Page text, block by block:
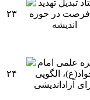
۲۳
۲۴